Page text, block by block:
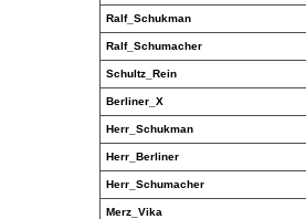
Ralf_Schukman
Ralf_Schumacher
Schultz_Rein
Berliner_X
Herr_Schukman
Herr_Berliner
Herr_Schumacher
Merz_Vika